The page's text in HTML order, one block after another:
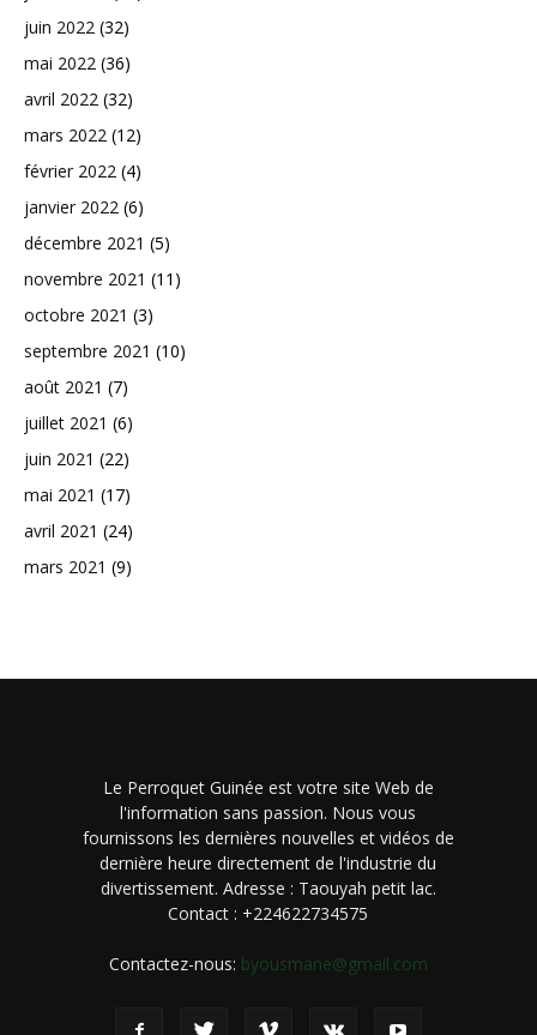
juin 2022 (32)
mai 2022 (36)
avril 2022 (32)
mars 2022 (12)
février 2022 (4)
janvier 2022 (6)
décembre 2021 (5)
novembre 2021 (11)
octobre 2021 (3)
septembre 2021 (10)
août 2021 (7)
juillet 2021 (6)
juin 2021 (22)
mai 2021 (17)
avril 2021 (24)
mars 2021 (9)
Le Perroquet Guinée est votre site Web de
l'information sans passion. Nous vous
fournissons les dernières nouvelles et vidéos de
dernière heure directement de l'industrie du
divertissement. Adresse : Taouyah petit lac.
Contact : +224622734575
Contactez-nous: byousmane@gmail.com